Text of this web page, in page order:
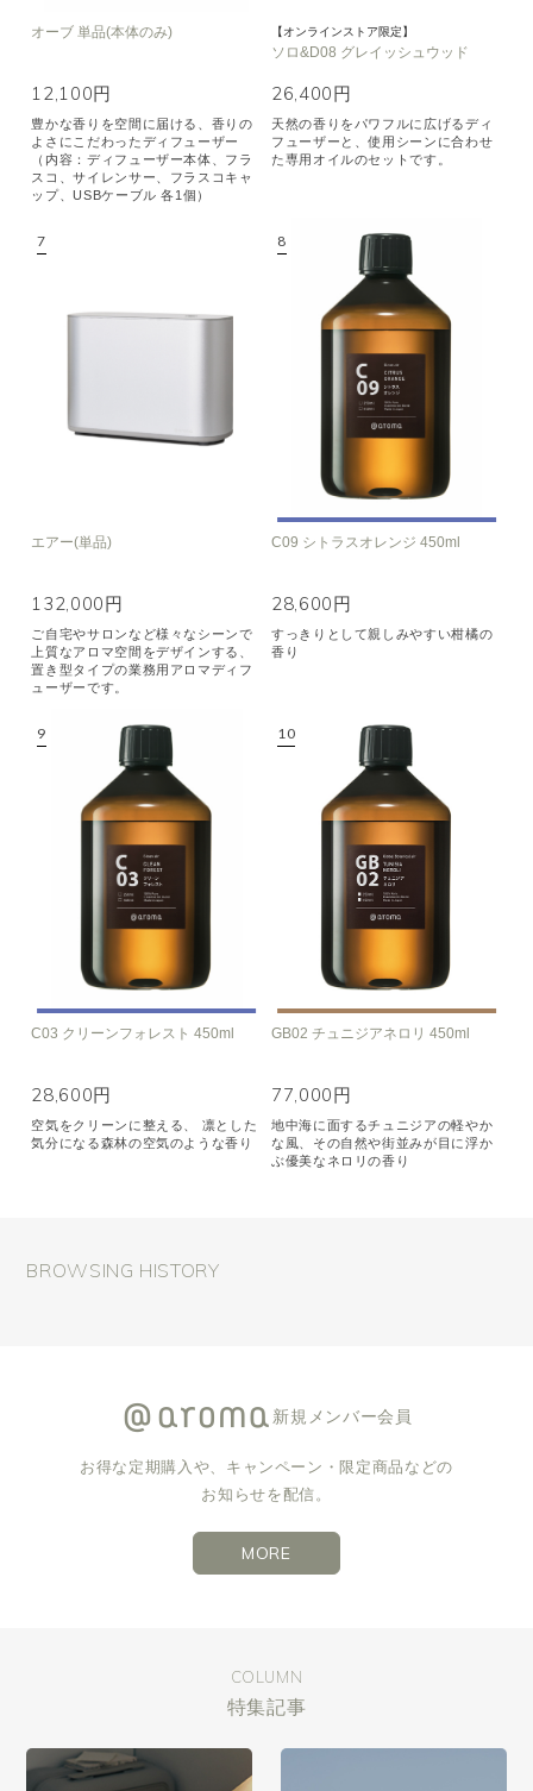
オーブ 単品(本体のみ)
12,100円
豊かな香りを空間に届ける、香りの
よさにこだわったディフューザー
（内容：ディフューザー本体、フラ
スコ、サイレンサー、フラスコキャ
ップ、USBケーブル 各1個）
【オンラインストア限定】
ソロ&D08 グレイッシュウッド
26,400円
天然の香りをパワフルに広げるディ
フューザーと、使用シーンに合わせ
た専用オイルのセットです。
エアー(単品)
132,000円
ご自宅やサロンなど様々なシーンで
上質なアロマ空間をデザインする、
置き型タイプの業務用アロマディフ
ューザーです。
C09 シトラスオレンジ 450ml
28,600円
すっきりとして親しみやすい柑橘の
香り
C03 クリーンフォレスト 450ml
28,600円
空気をクリーンに整える、 凛とした
気分になる森林の空気のような香り
GB02 チュニジアネロリ 450ml
77,000円
地中海に面するチュニジアの軽やか
な風、その自然や街並みが目に浮か
ぶ優美なネロリの香り
BROWSING HISTORY
新規メンバー会員
お得な定期購入や、キャンペーン・限定商品などの
お知らせを配信。
MORE
COLUMN
特集記事